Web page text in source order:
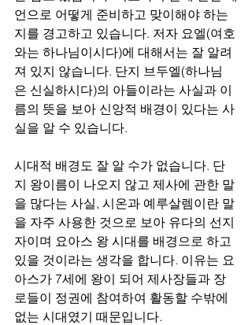
언으로 어떻게 준비하고 맞이해야 하는
지를 경고하고 있습니다. 저자 요엘(여호
와는 하나님이시다)에 대해서는 잘 알려
져 있지 않습니다. 단지 브두엘(하나님
은 신실하시다)의 아들이라는 사실과 이
름의 뜻을 보아 신앙적 배경이 있다는 사
실을 알 수 있습니다.
시대적 배경도 잘 알 수가 없습니다. 단
지 왕이름이 나오지 않고 제사에 관한 말
을 많다는 사실, 시온과 예루살렘이란 말
을 자주 사용한 것으로 보아 유다의 선지
자이며 요아스 왕 시대를 배경으로 하고
있을 것이라는 생각을 합니다. 이유는 요
아스가 7세에 왕이 되어 제사장들과 장
로들이 정권에 참여하여 활동할 수밖에
없는 시대였기 때문입니다.